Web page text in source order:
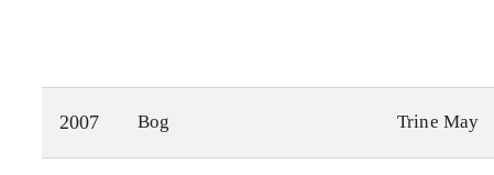
2007 Bog Trine May